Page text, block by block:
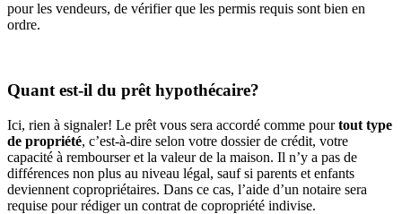
pour les vendeurs, de vérifier que les permis requis sont bien en
ordre.
Quant est-il du prêt hypothécaire?
Ici, rien à signaler! Le prêt vous sera accordé comme pourtout type
de propriété, c’est-à-dire selon votre dossier de crédit, votre
capacité à rembourser et la valeur de la maison. Il n’y a pas de
différences non plus au niveau légal, sauf si parents et enfants
deviennent copropriétaires. Dans ce cas, l’aide d’un notaire sera
requise pour rédiger un contrat de copropriété indivise.